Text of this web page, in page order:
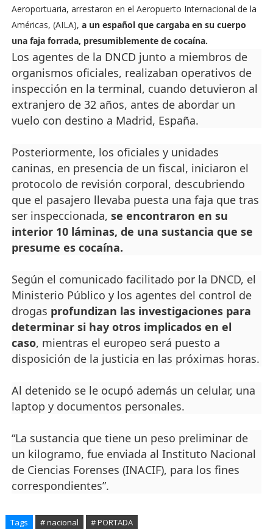
Aeroportuaria, arrestaron en el Aeropuerto Internacional de la
Américas, (AILA), a un español que cargaba en su cuerpo
una faja forrada, presumiblemente de cocaína.
Los agentes de la DNCD junto a miembros de
organismos oficiales, realizaban operativos de
inspección en la terminal, cuando detuvieron al
extranjero de 32 años, antes de abordar un
vuelo con destino a Madrid, España.
Posteriormente, los oficiales y unidades
caninas, en presencia de un fiscal, iniciaron el
protocolo de revisión corporal, descubriendo
que el pasajero llevaba puesta una faja que tras
ser inspeccionada, se encontraron en su
interior 10 láminas, de una sustancia que se
presume es cocaína.
Según el comunicado facilitado por la DNCD, el
Ministerio Público y los agentes del control de
drogas profundizan las investigaciones para
determinar si hay otros implicados en el
caso, mientras el europeo será puesto a
disposición de la justicia en las próximas horas.
Al detenido se le ocupó además un celular, una
laptop y documentos personales.
“La sustancia que tiene un peso preliminar de
un kilogramo, fue enviada al Instituto Nacional
de Ciencias Forenses (INACIF), para los fines
correspondientes”.
Tags # nacional # PORTADA